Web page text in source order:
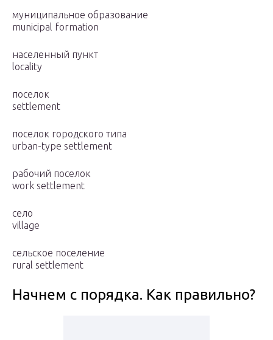
муниципальное образование
municipal formation
населенный пункт
locality
поселок
settlement
поселок городского типа
urban-type settlement
рабочий поселок
work settlement
село
village
сельское поселение
rural settlement
Начнем с порядка. Как правильно?